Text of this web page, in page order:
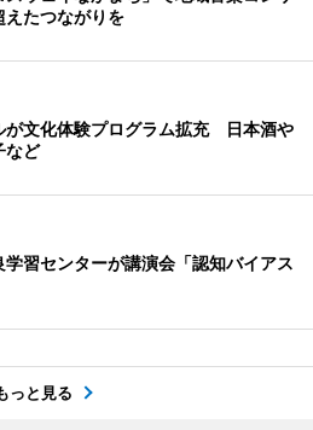
たつながりを
が文化体験プログラム拡充 日本酒や
など
学習センターが講演会「認知バイアス
っと見る